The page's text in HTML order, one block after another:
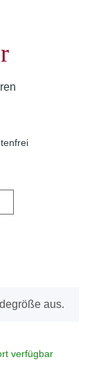
ml
aus.
verfügbar